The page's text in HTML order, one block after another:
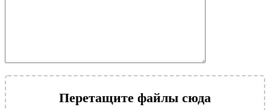
Перетащите файлы сюда